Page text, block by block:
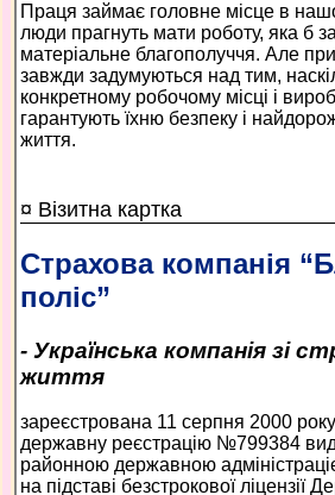
Праця займає головне місце в
люди прагнуть мати роботу, яка б
матеріальне благополуччя. Але
завжди задумуються над тим,
конкретному робочому місці і
гарантують їхню безпеку і
життя.
¤ Візитна картка
Страхова компанія
поліс”
- Українська компанія зі
життя
зареєстрована 11 серпня 2000
державну реєстрацію №799384
районною державною
на підставі безстрокової ліцензії